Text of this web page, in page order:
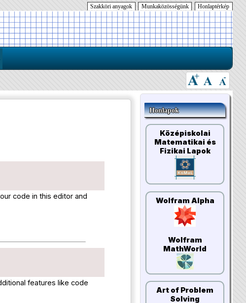
Honlaptérkép
Munkaközösségünk
Szakköri anyagok
code in this editor and
features like code
Honlapok
Középiskolai
Matematikai és
Fizikai Lapok
Wolfram Alpha
Wolfram
MathWorld
Art of Problem
Solving